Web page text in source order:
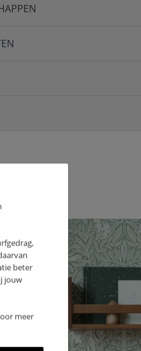
beter
jouw
meer